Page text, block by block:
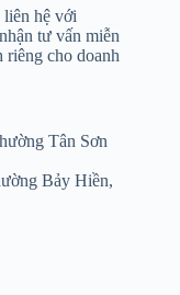
liên hệ với
tư vấn miễn
riêng cho doanh
Tân Sơn
Bảy Hiền,